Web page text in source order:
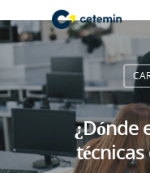
Hit enter to
¿Dónde
técnicas